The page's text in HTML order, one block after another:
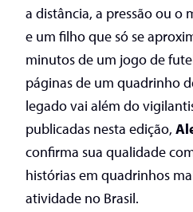
a distância, a pressão ou o
e um filho que só se
minutos de um jogo de
páginas de um quadrinho
legado vai além do
publicadas nesta edição,
confirma sua qualidade
histórias em quadrinhos
atividade no Brasil.